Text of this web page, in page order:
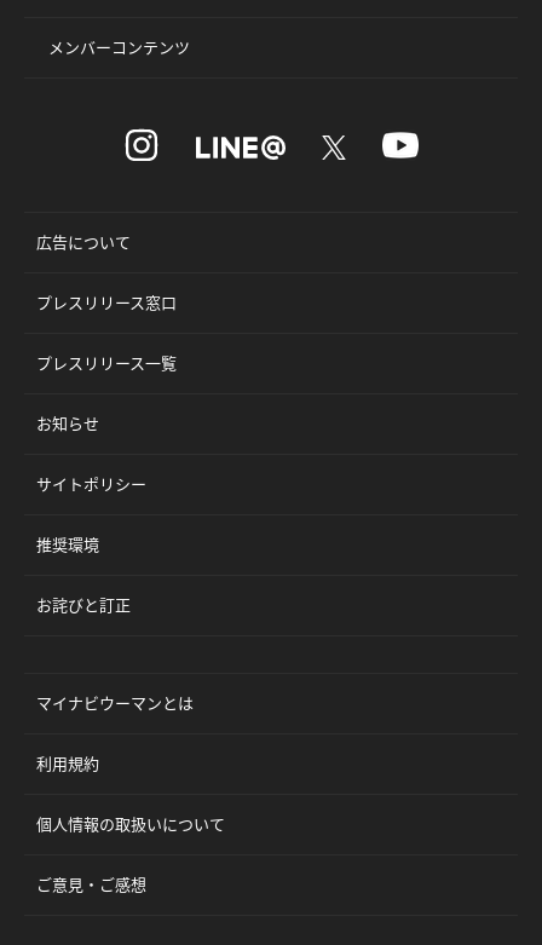
メンバーコンテンツ
広告について
プレスリリース窓口
プレスリリース一覧
お知らせ
サイトポリシー
推奨環境
お詫びと訂正
マイナビウーマンとは
利用規約
個人情報の取扱いについて
ご意見・ご感想